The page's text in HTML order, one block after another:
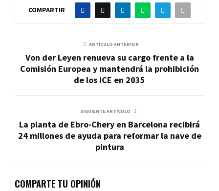
COMPARTIR
ARTÍCULO ANTERIOR
Von der Leyen renueva su cargo frente a la
Comisión Europea y mantendrá la prohibición
de los ICE en 2035
SIGUIENTE ARTÍCULO
La planta de Ebro-Chery en Barcelona recibirá
24 millones de ayuda para reformar la nave de
pintura
COMPARTE TU OPINIÓN